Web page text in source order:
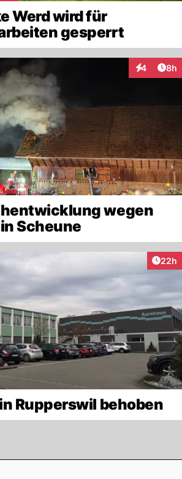
Werd wird für
gesperrt
4 8h
wegen
Scheune
22h
Rupperswil behoben